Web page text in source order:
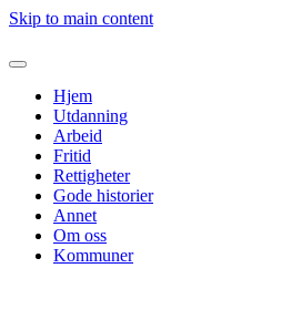
Skip to main content
Hjem
Utdanning
Arbeid
Fritid
Rettigheter
Gode historier
Annet
Om oss
Kommuner